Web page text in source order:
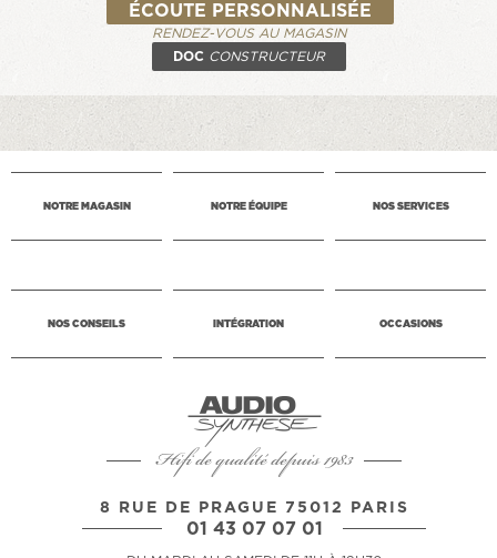
ÉCOUTE PERSONNALISÉE
RENDEZ-VOUS AU MAGASIN
DOC CONSTRUCTEUR
NOTRE MAGASIN NOTRE ÉQUIPE NOS SERVICES
NOS CONSEILS INTÉGRATION OCCASIONS
Hifi de qualité depuis 1983
8 RUE DE PRAGUE 75012 PARIS
01 43 07 07 01